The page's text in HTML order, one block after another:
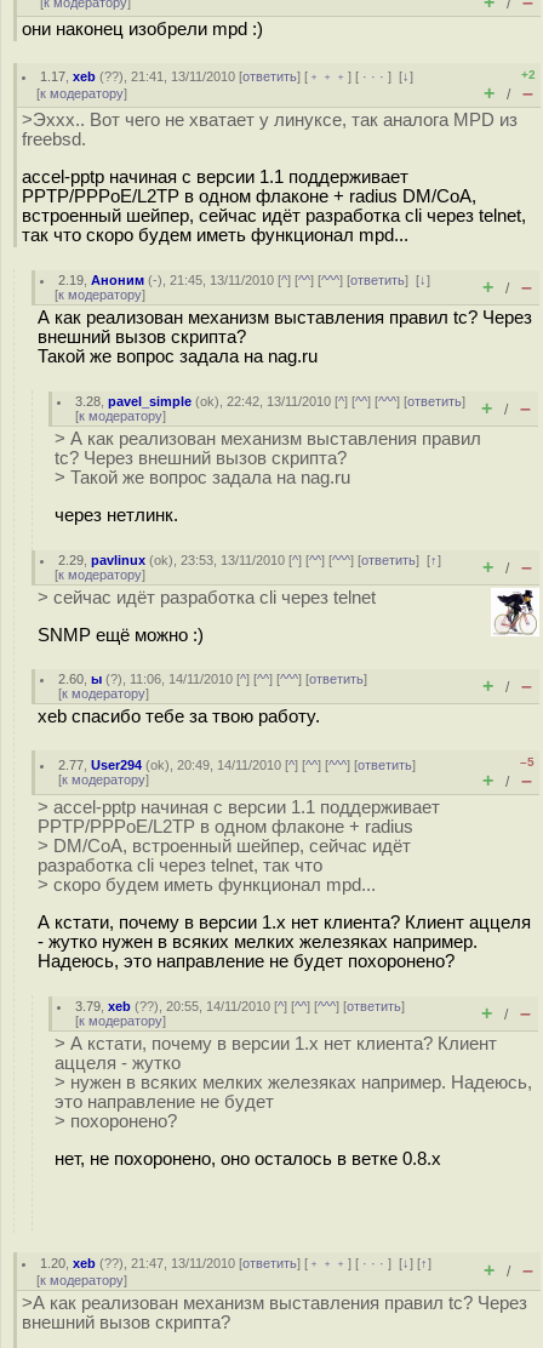
/
они наконец изобрели mpd :)
1.17 ,xeb (??), 21:41, 13/11/2010 [ответить] [ ﹢﹢﹢] [ · · ·][↓]
[к модератору]
+2
+ / –
>Эххх.. Вот чего не хватает у линуксе, так аналога MPD из
freebsd.
accel-pptp начиная с версии 1.1 поддерживает
PPTP/PPPoE/L2TP в одном флаконе + radius DM/CoA,
встроенный шейпер, сейчас идёт разработка cli через telnet,
так что скоро будем иметь функционал mpd...
2.19 ,Аноним (-), 21:45, 13/11/2010 [^] [^^] [^^^] [ответить][↓]
[к модератору] + / –
А как реализован механизм выставления правил tc? Через
внешний вызов скрипта?
Такой же вопрос задала на nag.ru
3.28 ,pavel_simple (ok), 22:42, 13/11/2010 [^] [^^] [^^^] [ответить]
[к модератору] + / –
> А как реализован механизм выставления правил
tc? Через внешний вызов скрипта?
> Такой же вопрос задала на nag.ru
через нетлинк.
2.29 ,pavlinux (ok), 23:53, 13/11/2010 [^] [^^] [^^^] [ответить][↑]
[к модератору] + / –
> сейчас идёт разработка cli через telnet
SNMP ещё можно :)
2.60 ,ы (?), 11:06, 14/11/2010 [^] [^^] [^^^] [ответить]
[к модератору] + / –
xeb спасибо тебе за твою работу.
2.77 ,User294 (ok), 20:49, 14/11/2010 [^] [^^] [^^^] [ответить]
[к модератору]
–5
+ / –
> accel-pptp начиная с версии 1.1 поддерживает
PPTP/PPPoE/L2TP в одном флаконе + radius
> DM/CoA, встроенный шейпер, сейчас идёт
разработка cli через telnet, так что
> скоро будем иметь функционал mpd...
А кстати, почему в версии 1.х нет клиента? Клиент аццеля
- жутко нужен в всяких мелких железяках например.
Надеюсь, это направление не будет похоронено?
3.79 ,xeb (??), 20:55, 14/11/2010 [^] [^^] [^^^] [ответить]
[к модератору] + / –
> А кстати, почему в версии 1.х нет клиента? Клиент
аццеля - жутко
> нужен в всяких мелких железяках например. Надеюсь,
это направление не будет
> похоронено?
нет, не похоронено, оно осталось в ветке 0.8.х
1.20 ,xeb (??), 21:47, 13/11/2010 [ответить] [ ﹢﹢﹢] [ · · ·][↓] [↑]
[к модератору] + / –
>А как реализован механизм выставления правил tc? Через
внешний вызов скрипта?